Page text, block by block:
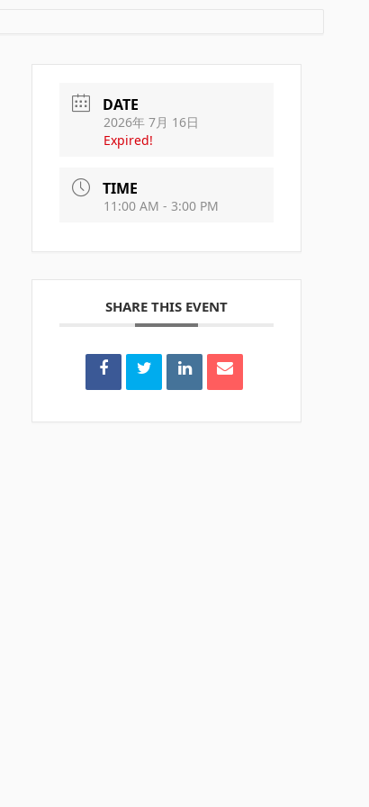
DATE
2026年 7月 16日
Expired!
TIME
11:00 AM - 3:00 PM
SHARE THIS EVENT